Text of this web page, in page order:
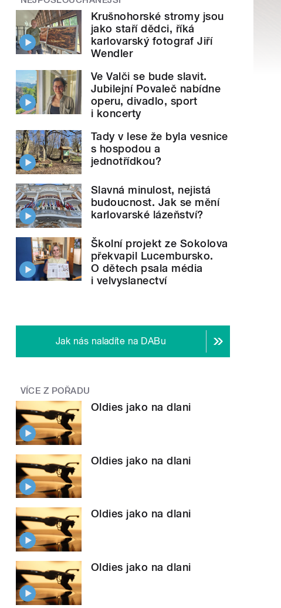
Krušnohorské stromy jsou
jako staří dědci, říká
karlovarský fotograf Jiří
Wendler
Ve Valči se bude slavit.
Jubilejní Povaleč nabídne
operu, divadlo, sport
i koncerty
Tady v lese že byla vesnice
s hospodou a
jednotřídkou?
Slavná minulost, nejistá
budoucnost. Jak se mění
karlovarské lázeňství?
Školní projekt ze Sokolova
překvapil Lucembursko.
O dětech psala média
i velvyslanectví
Jak nás naladíte na DABu
VÍCE Z POŘADU
Oldies jako na dlani
Oldies jako na dlani
Oldies jako na dlani
Oldies jako na dlani